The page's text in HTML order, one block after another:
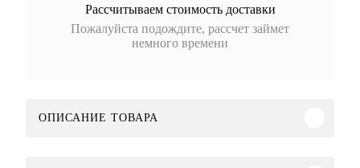
Рассчитываем стоимость доставки
Пожалуйста подождите, рассчет займет
немного времени
ОПИСАНИЕ ТОВАРА